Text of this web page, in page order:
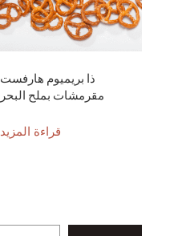
ذا بريميوم هارفست
مقرمشات بملح البحر
قراءة المزيد